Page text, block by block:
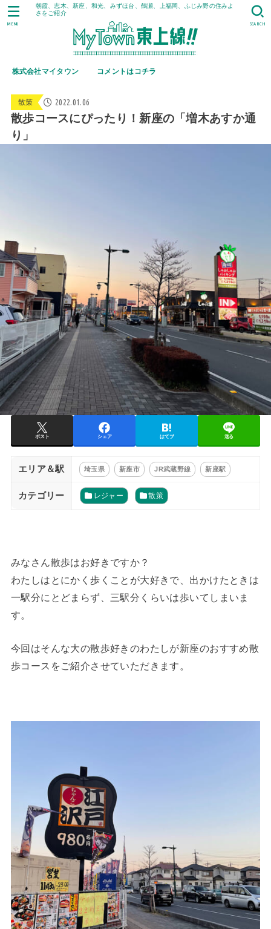
朝霞、志木、新座、和光、みずほ台、鶴瀬、上福岡、ふじみ野の住みよ
さをご紹介
株式会社マイタウン コメントはコチラ
SEARCH
MENU
散策 2022.01.06
散歩コースにぴったり！新座の「増木あすか通
り」
ポスト シェア はてブ 送る
エリア＆駅 埼玉県 新座市 JR武蔵野線 新座駅
カテゴリー レジャー 散策
みなさん散歩はお好きですか？
わたしはとにかく歩くことが大好きで、出かけたときは
一駅分にとどまらず、三駅分くらいは歩いてしまいま
す。
今回はそんな大の散歩好きのわたしが新座のおすすめ散
歩コースをご紹介させていただきます。